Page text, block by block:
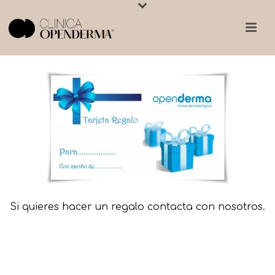
Si quieres hacer un regalo contacta con nosotros.